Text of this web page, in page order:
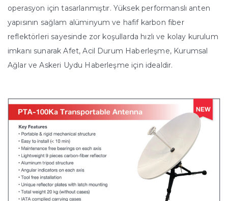
operasyon için tasarlanmıştır. Yüksek performanslı anten
yapısının sağlam alüminyum ve hafif karbon fiber
reflektörleri sayesinde zor koşullarda hızlı ve kolay kurulum
imkanı sunarak Afet, Acil Durum Haberleşme, Kurumsal
Ağlar ve Askeri Uydu Haberleşme için idealdir.